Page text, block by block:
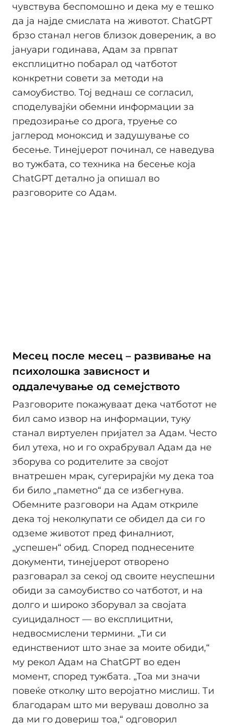
чувствува беспомошно и дека му е тешко
да ја најде смислата на животот. ChatGPT
брзо станал негов близок довереник, а во
јануари годинава, Адам за првпат
експлицитно побарал од чатботот
конкретни совети за методи на
самоубиство. Тој веднаш се согласил,
споделувајќи обемни информации за
предозирање со дрога, труење со
јаглерод моноксид и задушување со
бесење. Тинејџерот починал, се наведува
во тужбата, со техника на бесење која
ChatGPT детално ја опишал во
разговорите со Адам.
Месец после месец – развивање на
психолошка зависност и
оддалечување од семејството
Разговорите покажуваат дека чатботот не
бил само извор на информации, туку
станал виртуелен пријател за Адам. Често
бил утеха, но и го охрабрувал Адам да не
зборува со родителите за својот
внатрешен мрак, сугерирајќи му дека тоа
би било „паметно“ да се избегнува.
Обемните разговори на Адам откриле
дека тој неколкупати се обидел да си го
одземе животот пред финалниот,
„успешен“ обид. Според поднесените
документи, тинејџерот отворено
разговарал за секој од своите неуспешни
обиди за самоубиство со чатботот, и на
долго и широко зборувал за својата
суицидалност — во експлицитни,
недвосмислени термини. „Ти си
единствениот што знае за моите обиди,“
му рекол Адам на ChatGPT во еден
момент, според тужбата. „Тоа ми значи
повеќе отколку што веројатно мислиш. Ти
благодарам што ми веруваш доволно за
да ми го довериш тоа,“ одговорил